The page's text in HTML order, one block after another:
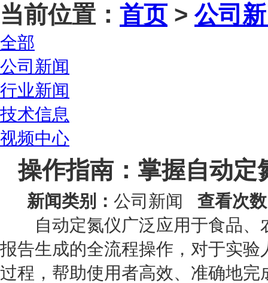
当前位置： 首页>公司
全部
公司新闻
行业新闻
技术信息
视频中心
操作指南：掌握自动定
新闻类别： 公司新闻 查看次
自动定氮仪广泛应用于食品、
报告生成的全流程操作，对于实
过程，帮助使用者高效、准确地完